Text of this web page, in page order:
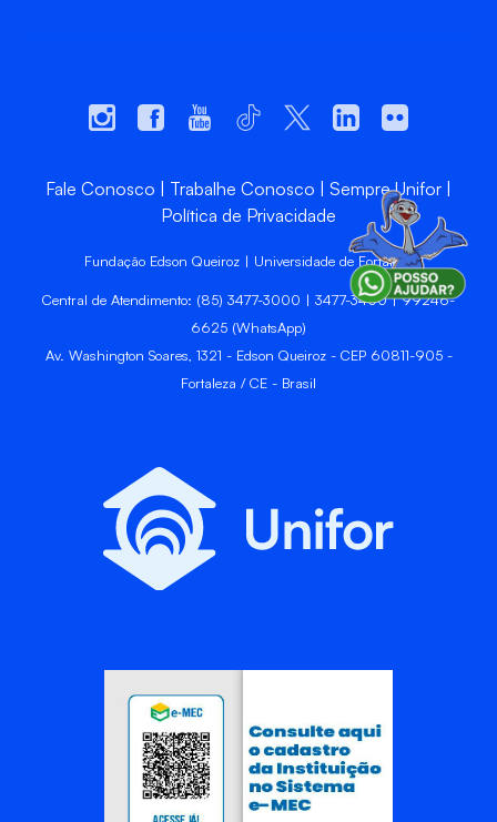
Fale Conosco Trabalhe Conosco
Sempre Unifor
Política de Privacidade
Fundação Edson Queiroz | Universidade de Fortaleza
Central de Atendimento: (85) 3477-3000 | 3477-3400 | 99246-
6625 (WhatsApp)
Av. Washington Soares, 1321 - Edson Queiroz - CEP 60811-905 -
Fortaleza / CE - Brasil